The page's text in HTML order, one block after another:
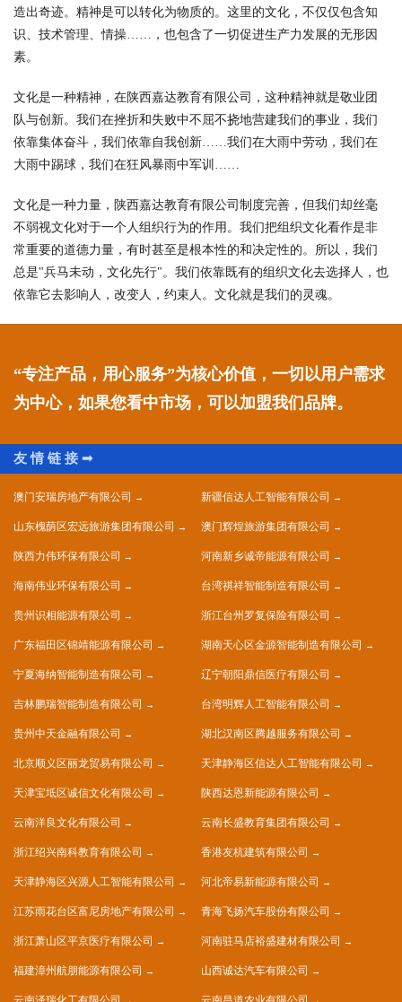
造出奇迹。精神是可以转化为物质的。这里的文化，不仅仅包含知
识、技术管理、情操……，也包含了一切促进生产力发展的无形因
素。
文化是一种精神，在陕西嘉达教育有限公司，这种精神就是敬业团
队与创新。我们在挫折和失败中不屈不挠地营建我们的事业，我们
依靠集体奋斗，我们依靠自我创新……我们在大雨中劳动，我们在
大雨中踢球，我们在狂风暴雨中军训……
文化是一种力量，陕西嘉达教育有限公司制度完善，但我们却丝毫
不弱视文化对于一个人组织行为的作用。我们把组织文化看作是非
常重要的道德力量，有时甚至是根本性的和决定性的。所以，我们
总是"兵马未动，文化先行"。我们依靠既有的组织文化去选择人，也
依靠它去影响人，改变人，约束人。文化就是我们的灵魂。
“专注产品，用心服务”为核心价值，一切以用户需求
为中心，如果您看中市场，可以加盟我们品牌。
澳门安瑞房地产有限公司 新疆信达人工智能有限公司
山东槐荫区宏远旅游集团有限公司 澳门辉煌旅游集团有限公司
陕西力伟环保有限公司 河南新乡诚帝能源有限公司
海南伟业环保有限公司 台湾祺祥智能制造有限公司
贵州识相能源有限公司 浙江台州罗复保险有限公司
广东福田区锦靖能源有限公司 湖南天心区金源智能制造有限公司
宁夏海纳智能制造有限公司 辽宁朝阳鼎信医疗有限公司
吉林鹏瑞智能制造有限公司 台湾明辉人工智能有限公司
贵州中天金融有限公司 湖北汉南区腾越服务有限公司
北京顺义区丽龙贸易有限公司 天津静海区信达人工智能有限公司
天津宝坻区诚信文化有限公司 陕西达恩新能源有限公司
云南洋良文化有限公司 云南长盛教育集团有限公司
浙江绍兴南科教育有限公司 香港友杭建筑有限公司
天津静海区兴源人工智能有限公司 河北帝易新能源有限公司
江苏雨花台区富尼房地产有限公司 青海飞扬汽车股份有限公司
浙江萧山区平京医疗有限公司 河南驻马店裕盛建材有限公司
福建漳州航朋能源有限公司 山西诚达汽车有限公司